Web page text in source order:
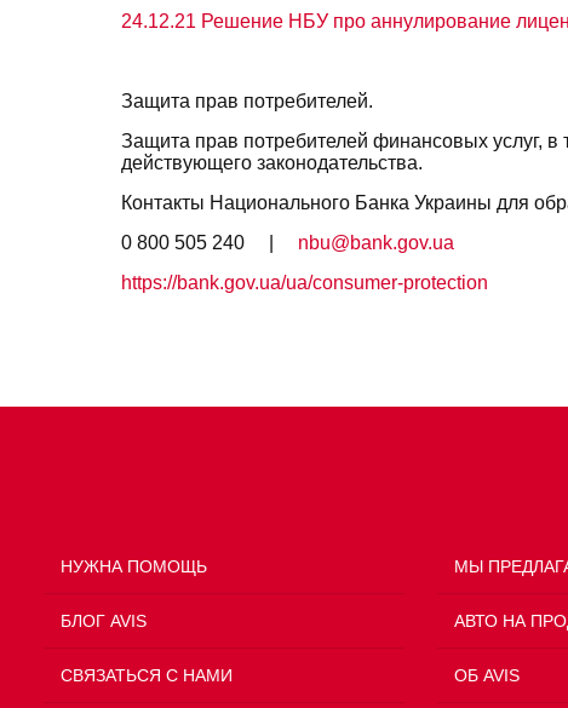
24.12.21 Решение НБУ про аннулирование
Защита прав потребителей.
Защита прав потребителей финансовых услуг,
действующего законодательства.
Контакты Национального Банка Украины для
0 800 505 240 | nbu@bank.gov.ua
https://bank.gov.ua/ua/consumer-protection
НУЖНА ПОМОЩЬ
БЛОГ AVIS
СВЯЗАТЬСЯ С НАМИ
МЫ
АВТО НА
ОБ AVIS